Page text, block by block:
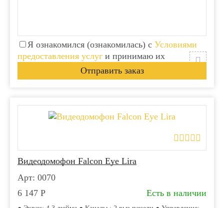
Я ознакомился (ознакомилась) с Условиями
предоставления услуг и принимаю их
Видеодомофон Falcon Eye Lira
Арт: 0070
6 147 Р Есть в наличии